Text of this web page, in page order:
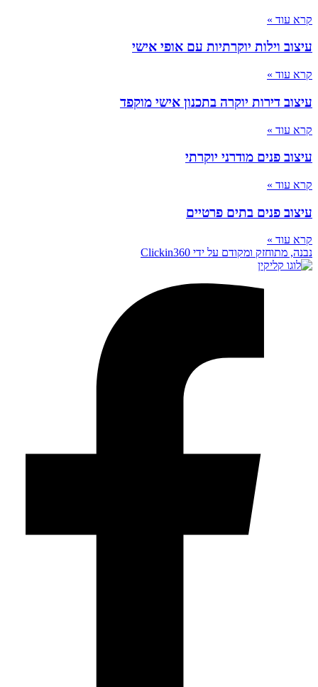
קרא עוד »
עיצוב וילות יוקרתיות עם אופי אישי
קרא עוד »
עיצוב דירות יוקרה בתכנון אישי מוקפד
קרא עוד »
עיצוב פנים מודרני יוקרתי
קרא עוד »
עיצוב פנים בתים פרטיים
קרא עוד »
נבנה, מתוחזק ומקודם על ידי Clickin360